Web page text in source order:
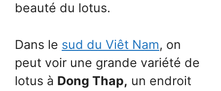
beauté du lotus.
Dans le sud du Viêt Nam, on
peut voir une grande variété de
lotus à Dong Thap, un endroit